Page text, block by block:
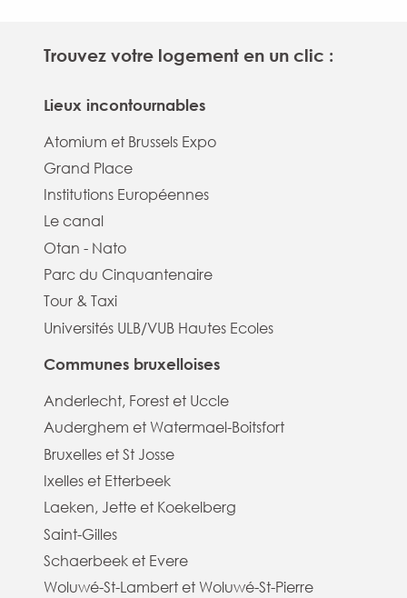
Trouvez votre logement en un clic :
Lieux incontournables
Atomium et Brussels Expo
Grand Place
Institutions Européennes
Le canal
Otan - Nato
Parc du Cinquantenaire
Tour & Taxi
Universités ULB/VUB Hautes Ecoles
Communes bruxelloises
Anderlecht, Forest et Uccle
Auderghem et Watermael-Boitsfort
Bruxelles et St Josse
Ixelles et Etterbeek
Laeken, Jette et Koekelberg
Saint-Gilles
Schaerbeek et Evere
Woluwé-St-Lambert et Woluwé-St-Pierre